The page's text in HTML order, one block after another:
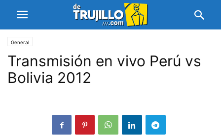
General
Transmisión en vivo Perú vs
Bolivia 2012